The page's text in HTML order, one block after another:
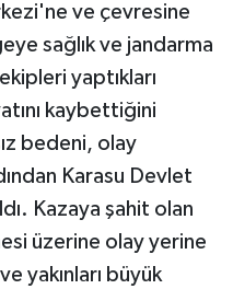
ve çevresine
sağlık ve jandarma
yaptıkları
kaybettiğini
bedeni, olay
Karasu Devlet
Kazaya şahit olan
üzerine olay yerine
yakınları büyük